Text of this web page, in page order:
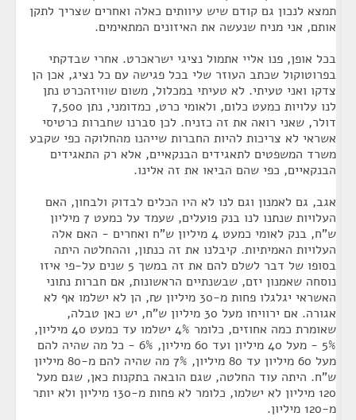
תמצא לנכון גם קודם שיש עיוותים כאלה ואחרים שצריך לתקן
אותם, אני מניח שנעשה את האיזונים המתאימים.
בכל אופן, פנו אליי אתמול נציגי ישראכרט. אחרי שבדקתי
בפרוטוקול שכתב העוזר שלי בכל פגישה עם כל נציג, אכן הן
צדקו ואני טעיתי. לא טעיתי במכלול, משום שוויזהכרט נתן
לנו עלויות כמעט כלום, ולאומי כרט, כמדומני, נתן 7,500
דולר, שאני רואה את זה כזניח. לכן סברנו שחברות כרטיסי
אשראי לא צריכות להיות החברות שייהנו מהחלוקה כפי שקבע
משרד המשפטים לתאגידים הבנקאיים, אלא רק התאגידים
הבנקאיים, כפי שהם הביאו את זה אלינו.
אגב, גם לאמנון וגם לנו לא היו הכלים לבדוק ולבחון, האם
העלויות שנתנו לנו בנק פועלים, שעמד על כמעט 7 מיליון
ש"ח, בנק לאומי כמעט 4 מיליון ש"ח ואחרים - האם אלה
העלויות האמיתיות. קיבלנו את זה כנתון, וההחלטה היתה
בסופו של דבר לשלם להם את זה במשך 5 שנים על-פי איזו
נוסחה שאמנון יזם, שבשנתיים הראשונות, אם חברות נתוני
האשראי יגלגלו פחות מ-30 מיליון ₪, הן לא ישלמו אף לא
אגורה. אם ירוויחו מעל 30 מיליון ש"ח, יש כאן טבלה,
שאומרת כמה אחוזים, כלומר 4% ישלמו עד כמעט 40 מיליון,
5% - מעל 40 מיליון ועד 60 מיליון, 6% - כל מה שהיה להם
מעל 60 מיליון עד 80 מיליון, 7% מה שהיה להם מ-80 מיליון
ש"ח. היתה עוד החלטה, שגם הובאה בתקנות כאן, שגם מעל
120 מיליון לא ישלמו, כלומר לא פחות מ-130 מיליון ולא יותר
מ-120 מיליון.